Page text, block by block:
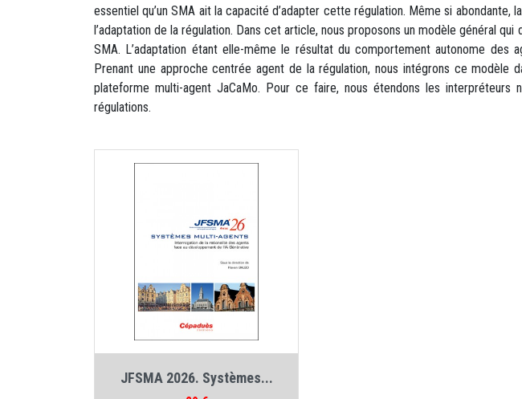
essentiel qu’un SMA ait la capacité d’adapter cette régulation. Même si
l’adaptation de la régulation. Dans cet article, nous proposons un modèle général
SMA. L’adaptation étant elle-même le résultat du comportement autonome des
Prenant une approche centrée agent de la régulation, nous intégrons ce modèle
plateforme multi-agent JaCaMo. Pour ce faire, nous étendons les
régulations.
JFSMA 2026. Systèmes...